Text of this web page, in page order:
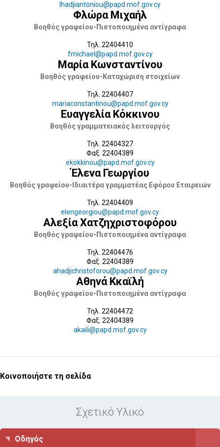
lhadjiantoniou@papd.mof.gov.cy
Φλώρα Μιχαήλ
Βοηθός γραφείου-Πιστοποιημένα αντίγραφα
Τηλ. 22404410
fmichael@papd.mof.gov.cy
Μαρία Κωνσταντίνου
Βοηθός γραφείου-Καταχώριση στοιχείων
Τηλ. 22404407
mariaconstantinou@papd.mof.gov.cy
Ευαγγελία Κόκκινου
Βοηθός γραμματειακός λειτουργός
Τηλ. 22404327
Φαξ. 22404389
ekokkinou@papd.mof.gov.cy
Έλενα Γεωργίου
Βοηθός γραφείου-Ιδιαιτέρα γραμματέας Εφόρου Εταιρειών
Τηλ. 22404409
elengeorgiou@papd.mof.gov.cy
Αλεξία Χατζηχριστοφόρου
Βοηθός γραφείου-Πιστοποιημένα αντίγραφα
Τηλ. 22404476
Φαξ. 22404389
ahadjichristoforou@papd.mof.gov.cy
Αθηνά Κκαϊλή
Βοηθός γραφείου-Πιστοποιημένα αντίγραφα
Τηλ. 22404472
Φαξ. 22404389
akaili@papd.mof.gov.cy
Κοινοποιήστε τη σελίδα
Σχετικό Υλικό
Οδηγός